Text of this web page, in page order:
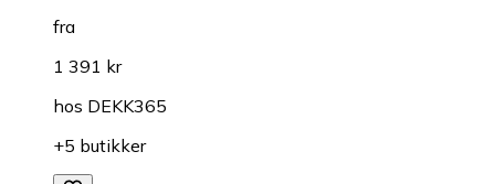
fra
1 391 kr
hos DEKK365
+5 butikker